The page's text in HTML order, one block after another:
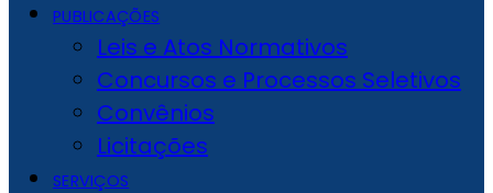
PUBLICAÇÕES
Leis e Atos Normativos
Concursos e Processos Seletivos
Convênios
Licitações
SERVIÇOS